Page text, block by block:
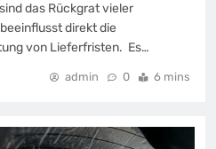
das Rückgrat vieler
direkt die
von Lieferfristen. Es…
admin 0 6 mins